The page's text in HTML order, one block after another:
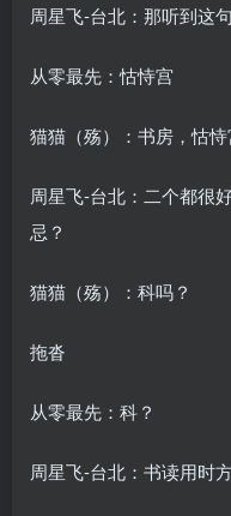
周星飞-台北：那听到这
从零最先：怙恃宫
猫猫（殇）：书房，怙恃
周星飞-台北：二个都很
忌？
猫猫（殇）：科吗？
拖沓
从零最先：科？
周星飞-台北：书读用时